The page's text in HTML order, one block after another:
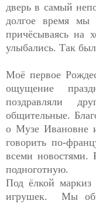
дверь в самый
долгое время мы
причёсываясь на
улыбались. Так
Моё первое
ощущение
поздравляли
общительные.
о Музе Ивановне
говорить по-
всеми новостями.
подноготную.
Под ёлкой
игрушек. Мы